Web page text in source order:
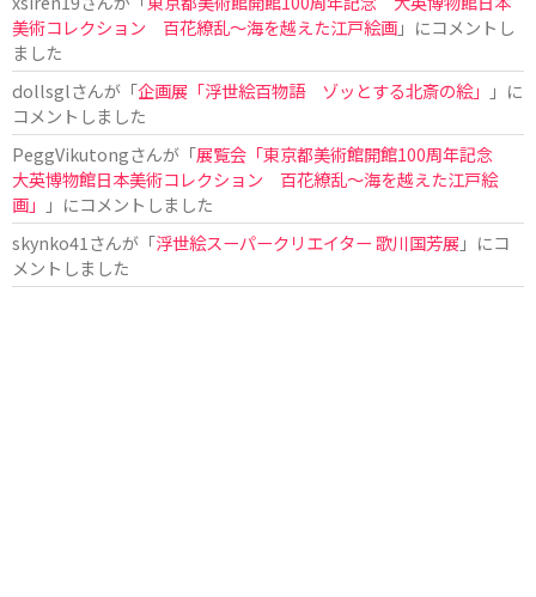
美術コレクション 百花繚乱～海を越えた江戸絵画」にコメントし
ました
dollsglさんが「企画展「浮世絵百物語 ゾッとする北斎の絵」
」に
コメントしました
PeggVikutongさんが「展覧会「東京都美術館開館100周年記念
大英博物館日本美術コレクション 百花繚乱〜海を越えた江戸絵
画」
」にコメントしました
skynko41さんが「浮世絵スーパークリエイター 歌川国芳展 」にコ
メントしました